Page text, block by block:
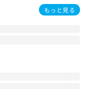
もっと見る